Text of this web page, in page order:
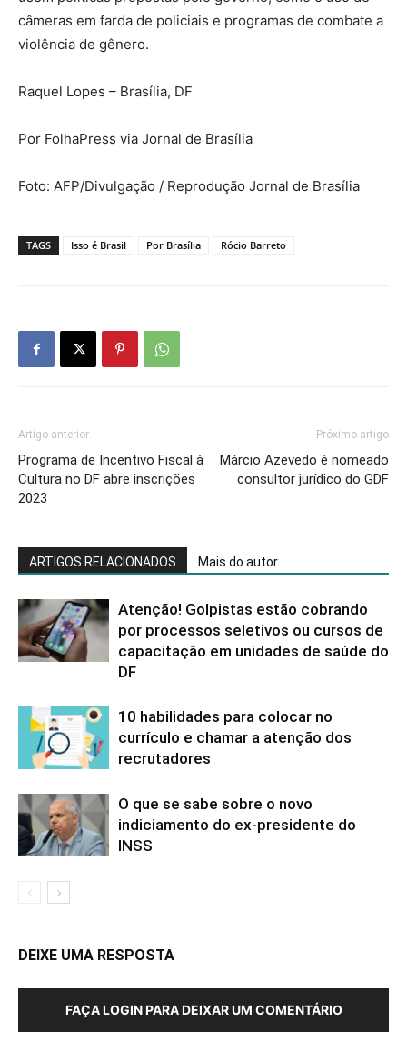
câmeras em farda de policiais e programas de combate a
violência de gênero.
Raquel Lopes – Brasília, DF
Por FolhaPress via Jornal de Brasília
Foto: AFP/Divulgação / Reprodução Jornal de Brasília
TAGS Isso é Brasil Por Brasília Rócio Barreto
Artigo anterior
Programa de Incentivo Fiscal à
Cultura no DF abre inscrições
2023
Próximo artigo
Márcio Azevedo é nomeado
consultor jurídico do GDF
ARTIGOS RELACIONADOS Mais do autor
Atenção! Golpistas estão cobrando
por processos seletivos ou cursos de
capacitação em unidades de saúde do
DF
10 habilidades para colocar no
currículo e chamar a atenção dos
recrutadores
O que se sabe sobre o novo
indiciamento do ex-presidente do
INSS
DEIXE UMA RESPOSTA
FAÇA LOGIN PARA DEIXAR UM COMENTÁRIO